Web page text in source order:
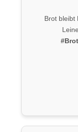
Brot bleibt